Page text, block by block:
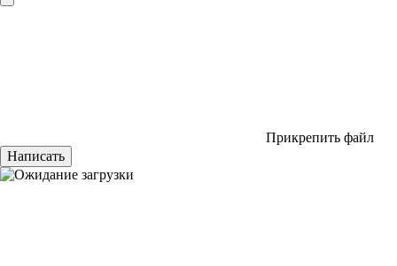
Прикрепить файл
Написать